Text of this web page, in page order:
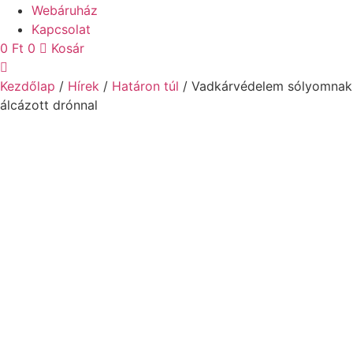
Webáruház
Kapcsolat
0 Ft 0 Kosár
Kezdőlap / Hírek / Határon túl / Vadkárvédelem sólyomnak
álcázott drónnal